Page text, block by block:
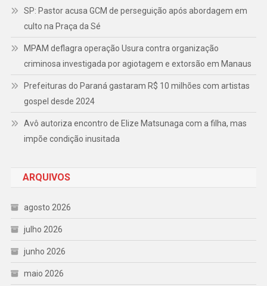
SP: Pastor acusa GCM de perseguição após abordagem em
culto na Praça da Sé
MPAM deflagra operação Usura contra organização
criminosa investigada por agiotagem e extorsão em Manaus
Prefeituras do Paraná gastaram R$ 10 milhões com artistas
gospel desde 2024
Avô autoriza encontro de Elize Matsunaga com a filha, mas
impõe condição inusitada
ARQUIVOS
agosto 2026
julho 2026
junho 2026
maio 2026